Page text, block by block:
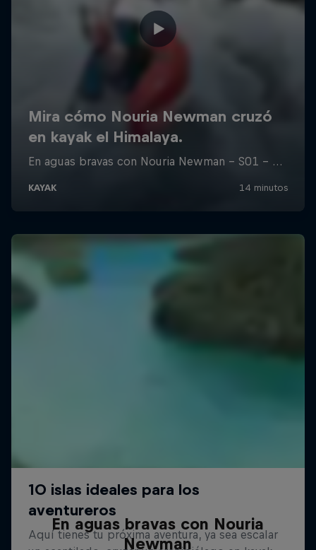
En aguas bravas con Nouria
Newman